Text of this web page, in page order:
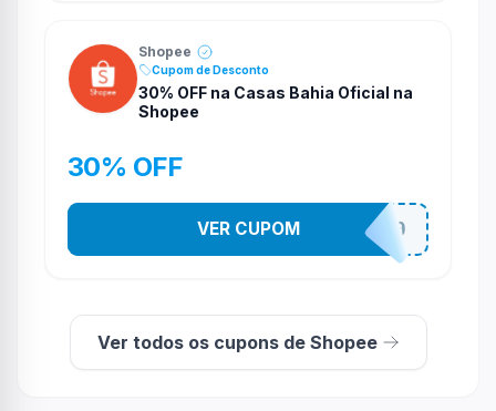
Shopee
Cupom de Desconto
30% OFF na Casas Bahia Oficial na
Shopee
30% OFF
CASATEL30
VER CUPOM
Ver todos os cupons de Shopee